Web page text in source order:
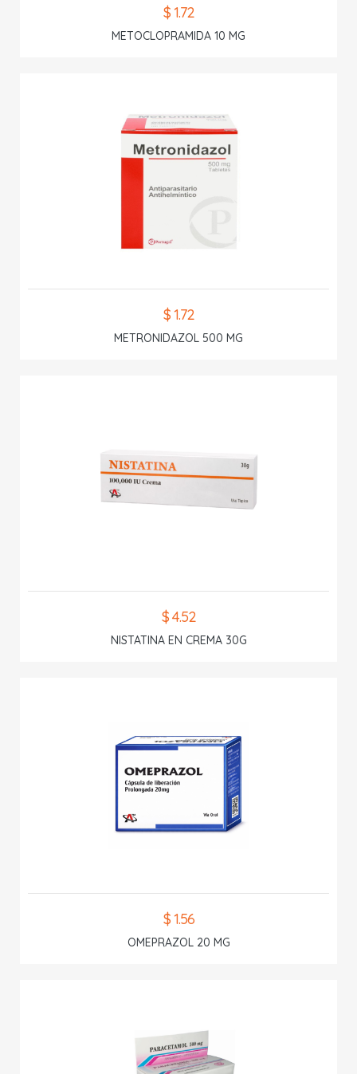
$ 1.72
METOCLOPRAMIDA 10 MG
$ 1.72
METRONIDAZOL 500 MG
$ 4.52
NISTATINA EN CREMA 30G
$ 1.56
OMEPRAZOL 20 MG